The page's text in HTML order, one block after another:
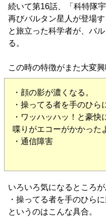
続いて第16話、「科特隊宇
再びバルタン星人が登場
と旅立った科学者が、バ
る。
この時の特徴がまた大変
・顔の影が濃くなる。
・操ってる者を手のひら
・ワッハッハッ！と豪
喋りがエコーがかかった
・通信障害
いろいろ気になるところ
・操ってる者を手のひら
というのはこんな具合。